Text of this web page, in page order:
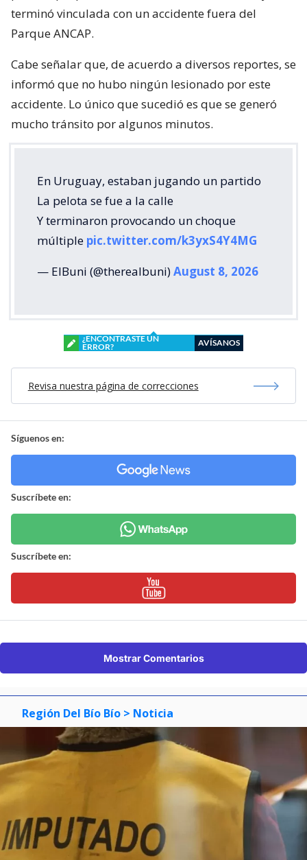
terminó vinculada con un accidente fuera del
Parque ANCAP.
Cabe señalar que, de acuerdo a diversos reportes, se
informó que no hubo ningún lesionado por este
accidente. Lo único que sucedió es que se generó
mucho tránsito por algunos minutos.
En Uruguay, estaban jugando un partido
La pelota se fue a la calle
Y terminaron provocando un choque
múltiple pic.twitter.com/k3yxS4Y4MG
— ElBuni (@therealbuni)August 8, 2026
¿ENCONTRASTE UN
ERROR?
AVÍSANOS
Revisa nuestra página de correcciones
Síguenos en:
Suscríbete en:
Suscríbete en:
Mostrar Comentarios
Región Del Bío Bío > Noticia